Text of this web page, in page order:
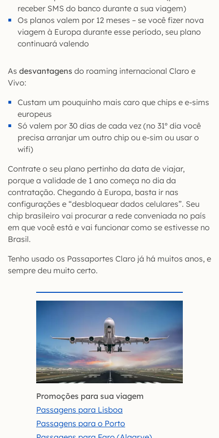
receber SMS do banco durante a sua viagem)
Os planos valem por 12 meses – se você fizer nova
viagem à Europa durante esse período, seu plano
continuará valendo
As desvantagens do roaming internacional Claro e
Vivo:
Custam um pouquinho mais caro que chips e e-sims
europeus
Só valem por 30 dias de cada vez (no 31º dia você
precisa arranjar um outro chip ou e-sim ou usar o
wifi)
Contrate o seu plano pertinho da data de viajar,
porque a validade de 1 ano começa no dia da
contratação. Chegando à Europa, basta ir nas
configurações e “desbloquear dados celulares”. Seu
chip brasileiro vai procurar a rede conveniada no país
em que você está e vai funcionar como se estivesse no
Brasil.
Tenho usado os Passaportes Claro já há muitos anos, e
sempre deu muito certo.
Promoções para sua viagem
Passagens para Lisboa
Passagens para o Porto